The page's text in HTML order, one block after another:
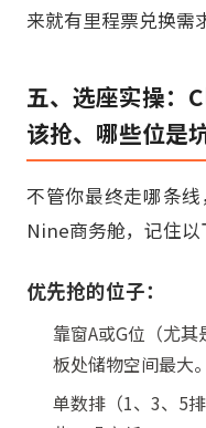
来就有里程票兑换需
五、选座实操：
该抢、哪些位是
不管你最终走哪条
Nine商务舱，记住以
优先抢的位子：
靠窗A或G位（尤
板处储物空间最大
单数排（1、3、5